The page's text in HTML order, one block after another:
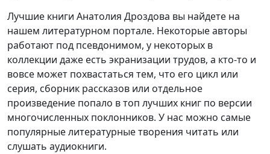
Лучшие книги Анатолия Дроздова вы найдете на
нашем литературном портале. Некоторые авторы
работают под псевдонимом, у некоторых в
коллекции даже есть экранизации трудов, а кто-то и
вовсе может похвастаться тем, что его цикл или
серия, сборник рассказов или отдельное
произведение попало в топ лучших книг по версии
многочисленных поклонников. У нас можно самые
популярные литературные творения читать или
слушать аудиокниги.